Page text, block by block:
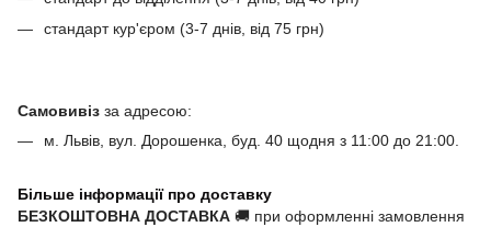
стандарт кур'єром (3-7 днів, від 75 грн)
Самовивіз за адресою:
м. Львів, вул. Дорошенка, буд. 40 щодня з 11:00 до 21:00.
Більше інформації про доставку
БЕЗКОШТОВНА ДОСТАВКА 🚚 при оформленні замовлення